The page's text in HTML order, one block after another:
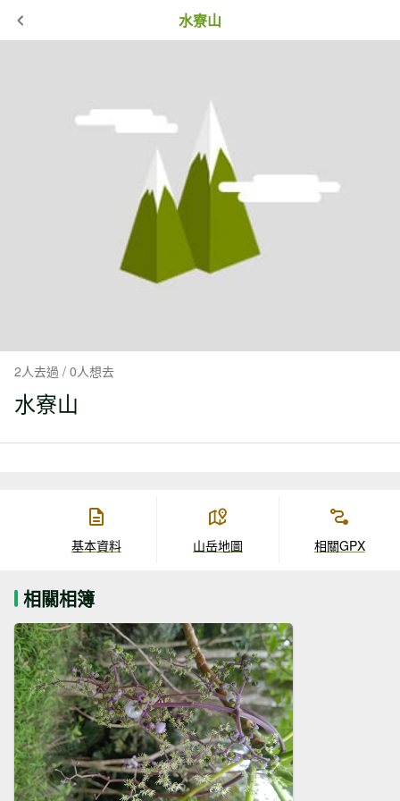
水寮山
2人去過 / 0人想去
水寮山
基本資料 山岳地圖 相關GPX
相關相簿